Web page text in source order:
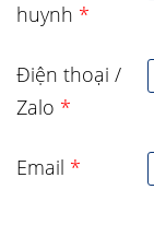
huynh *
Điện thoại /
Zalo *
Email *